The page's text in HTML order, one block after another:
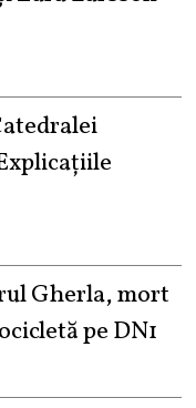
Gherla, mort
pe DN1